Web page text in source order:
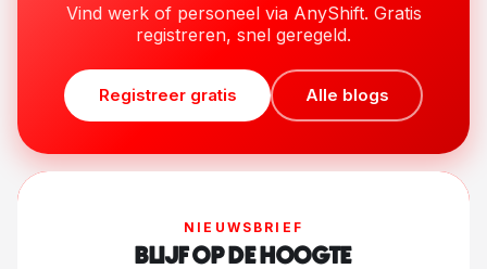
Vind werk of personeel via AnyShift. Gratis
registreren, snel geregeld.
Registreer gratis Alle blogs
NIEUWSBRIEF
BLIJF OP DE HOOGTE